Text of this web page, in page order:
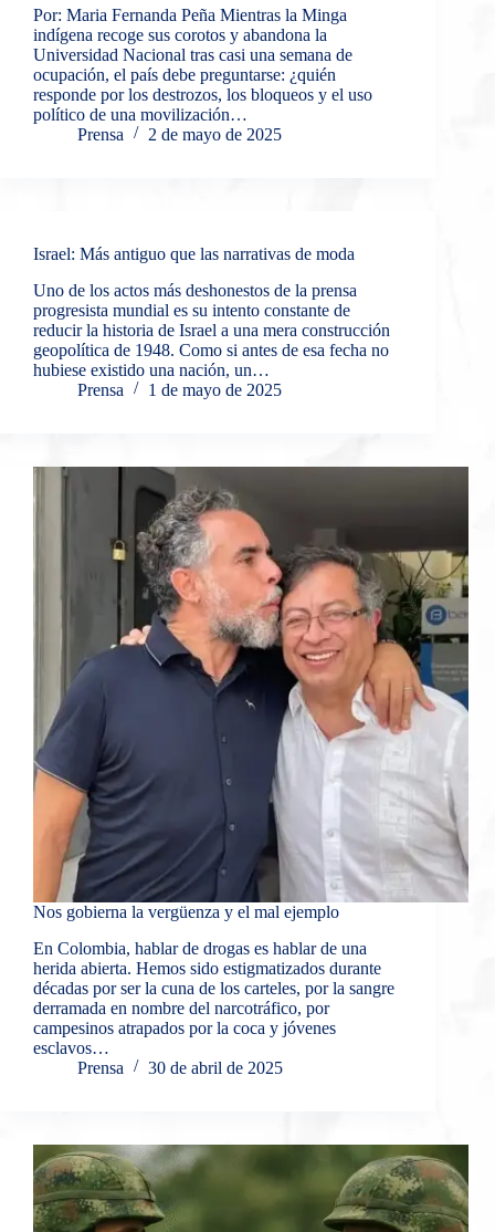
Por: Maria Fernanda Peña Mientras la Minga
indígena recoge sus corotos y abandona la
Universidad Nacional tras casi una semana de
ocupación, el país debe preguntarse: ¿quién
responde por los destrozos, los bloqueos y el uso
político de una movilización…
Prensa
2 de mayo de 2025
Israel: Más antiguo que las narrativas de moda
Uno de los actos más deshonestos de la prensa
progresista mundial es su intento constante de
reducir la historia de Israel a una mera construcción
geopolítica de 1948. Como si antes de esa fecha no
hubiese existido una nación, un…
Prensa
1 de mayo de 2025
Nos gobierna la vergüenza y el mal ejemplo
En Colombia, hablar de drogas es hablar de una
herida abierta. Hemos sido estigmatizados durante
décadas por ser la cuna de los carteles, por la sangre
derramada en nombre del narcotráfico, por
campesinos atrapados por la coca y jóvenes
esclavos…
Prensa
30 de abril de 2025